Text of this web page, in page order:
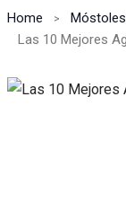
Home
Móstoles